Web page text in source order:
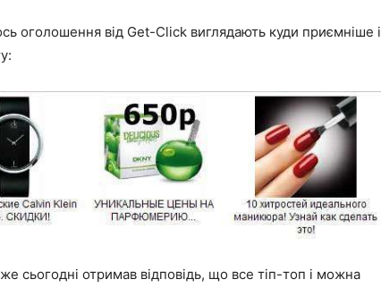
оголошення від Get-Click виглядають куди приємніше і
сьогодні отримав відповідь, що все тіп-топ і можна